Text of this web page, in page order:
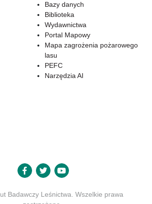
Bazy danych
Biblioteka
Wydawnictwa
Portal Mapowy
Mapa zagrożenia pożarowego
lasu
PEFC
Narzędzia AI
Badawczy Leśnictwa. Wszelkie prawa